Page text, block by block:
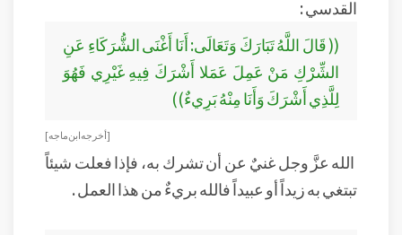
القدسي :
(( قَالَ اللَّهُ تَبَارَكَ وَتَعَالَى: أَنَا أَغْنَى الشُّرَكَاءِ عَنِ
الشِّرْكِ مَنْ عَمِلَ عَمَلا أَشْرَكَ فِيهِ غَيْرِي فَهُوَ
لِلَّذِي أَشْرَكَ وَأَنَا مِنْهُ بَرِيءٌ))
[ أخرجه ابن ماجه]
الله عزَّ وجل غنيٌ عن أن تشرك به، فإذا فعلت شيئاً
تبتغي به زيداً أو عبيداً فالله بريءٌ من هذا العمل .